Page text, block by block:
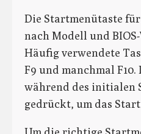
Die Startmenütaste
nach Modell und
Häufig verwendete
F9 und manchmal F10.
während des initialen
gedrückt, um das